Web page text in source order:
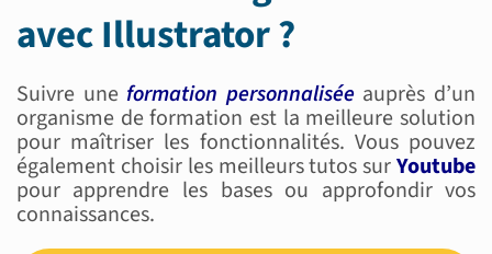
avec Illustrator ?
Suivre uneformation personnaliséeauprès d’un
organisme de formation est la meilleure solution
pour maîtriser les fonctionnalités. Vous pouvez
également choisir les meilleurs tutos surYoutube
pour apprendre les bases ou approfondir vos
connaissances.